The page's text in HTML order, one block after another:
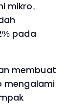
mikro,
pada
membuat
mengalami